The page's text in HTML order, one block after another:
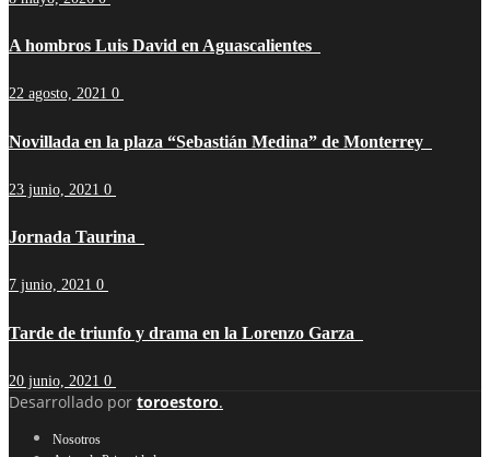
A hombros Luis David en Aguascalientes
22 agosto, 2021 0
Novillada en la plaza “Sebastián Medina” de Monterrey
23 junio, 2021 0
Jornada Taurina
7 junio, 2021 0
Tarde de triunfo y drama en la Lorenzo Garza
20 junio, 2021 0
Desarrollado por toroestoro.
Nosotros